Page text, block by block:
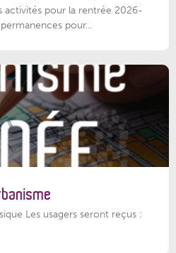
activités pour la rentrée 2026-
pour...
Les usagers seront reçus :